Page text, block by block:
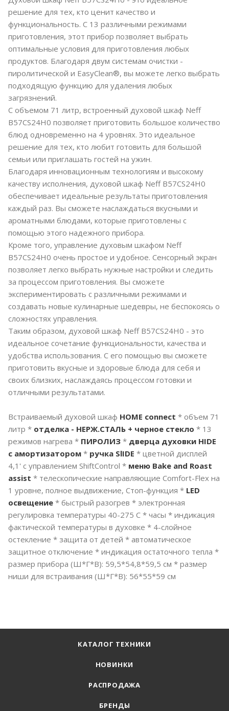
решение для тех, кто ценит качество и
функциональность. С 13 различными режимами
приготовления, этот прибор позволяет выбрать
оптимальные условия для приготовления любых
продуктов. Благодаря двум системам очистки -
пиролитической и EasyClean®, вы можете легко выбрать
подходящую функцию для удаления любых
загрязнений.
С объемом 71 литр, встроенный духовой шкаф Neff
B57CS24H0 позволяет приготовить большое количество
блюд одновременно на 4 уровнях. Это идеальное
решение для тех, кто любит готовить для большой
семьи или приглашать гостей на ужин.
Благодаря инновационным технологиям и высокому
качеству исполнения, духовой шкаф Neff B57CS24H0
обеспечивает идеальные результаты приготовления
каждый раз. Вы сможете наслаждаться вкусными и
ароматными блюдами, которые приготовлены с
помощью этого надежного прибора.
Кроме того, управление духовым шкафом Neff
B57CS24H0 очень простое и удобное. Сенсорный экран
позволяет легко выбрать нужные настройки и следить
за процессом приготовления. Вы сможете
экспериментировать с различными режимами и
создавать новые кулинарные шедевры, не беспокоясь о
сложностях управления.
Таким образом, духовой шкаф Neff B57CS24H0 - это
идеальное сочетание функциональности, качества и
удобства использования. С его помощью вы сможете
приготовить вкусные и здоровые блюда для себя и
своих близких, наслаждаясь процессом готовки и
отличными результатами.
Встраиваемый духовой шкаф HOME connect * объем 71
литр * отделка - НЕРЖ.СТАЛЬ + черное стекло * 13
режимов нагрева * ПИРОЛИЗ * дверца духовки HIDE
с амортизатором * ручка SlIDE * цветной дисплей
4,1' с управлением ShiftControl * меню Bake and Roast
assist * телескопические направляющие Comfort-Flex на
1 уровне, полное выдвижение, Стоп-функция * LED
освещение * быстрый разогрев * электронная
регулировка температуры 40-275 С * часы * индикация
фактической температуры в духовке * 4-слойное
остекление * защита от детей * автоматическое
защитное отключение * индикация остаточного тепла *
размер прибора (Ш*Г*В): 59,5*54,8*59,5 см * размер
ниши для встраивания (Ш*Г*В): 56*55*59 см
КАТАЛОГ ТЕХНИКИ
НОВИНКИ
РАСПРОДАЖА
БРЕНДЫ